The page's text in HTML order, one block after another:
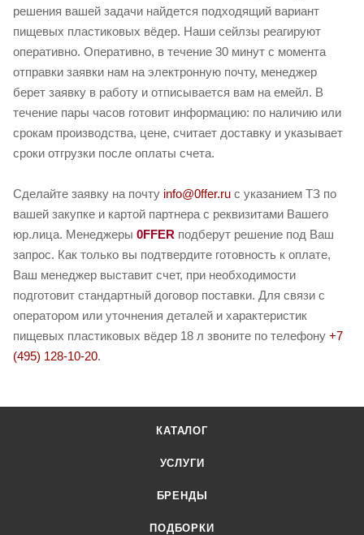
решения вашей задачи найдется подходящий вариант
пищевых пластиковых вёдер. Наши сейлзы реагируют
оперативно. Оперативно, в течение 30 минут с момента
отправки заявки нам на электронную почту, менеджер
берет заявку в работу и отписывается вам на емейл. В
течение пары часов готовит информацию: по наличию или
срокам производства, цене, считает доставку и указывает
сроки отгрузки после оплаты счета.
Сделайте заявку на почту info@0ffer.ru с указанием ТЗ по
вашей закупке и картой партнера с реквизитами Вашего
юр.лица. Менеджеры 0FFER подберут решение под Ваш
запрос. Как только вы подтвердите готовность к оплате,
Ваш менеджер выставит счет, при необходимости
подготовит стандартный договор поставки. Для связи с
оператором или уточнения деталей и характеристик
пищевых пластиковых вёдер 18 л звоните по телефону +7
(495) 128-10-20.
КАТАЛОГ
УСЛУГИ
БРЕНДЫ
ПОДБОРКИ